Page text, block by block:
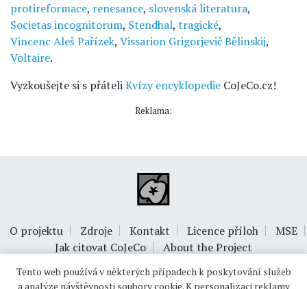
protireformace, renesance, slovenská literatura,
Societas incognitorum, Stendhal, tragické,
Vincenc Aleš Pařízek, Vissarion Grigorjevič Bělinskij,
Voltaire.
Vyzkoušejte si s přáteliKvízy encyklopedie CoJeCo.cz!
Reklama:
O projektu Zdroje Kontakt Licence příloh
MSE
Jak citovat CoJeCo
About the Project
Tento web používá v některých případech k poskytování služeb
a analýze návštěvnosti soubory cookie. K personalizaci reklamy